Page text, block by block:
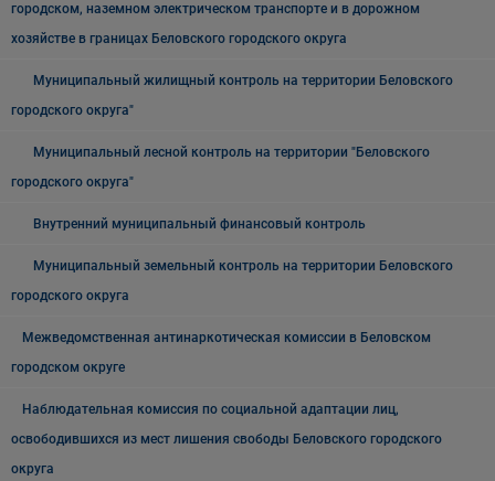
городском, наземном электрическом транспорте и в дорожном
хозяйстве в границах Беловского городского округа
Муниципальный жилищный контроль на территории Беловского
городского округа"
Муниципальный лесной контроль на территории "Беловского
городского округа"
Внутренний муниципальный финансовый контроль
Муниципальный земельный контроль на территории Беловского
городского округа
Межведомственная антинаркотическая комиссии в Беловском
городском округе
Наблюдательная комиссия по социальной адаптации лиц,
освободившихся из мест лишения свободы Беловского городского
округа